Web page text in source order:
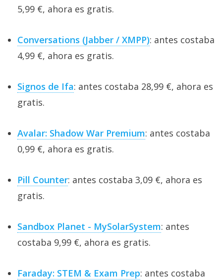
5,99 €, ahora es gratis.
Conversations (Jabber / XMPP): antes costaba
4,99 €, ahora es gratis.
Signos de Ifa: antes costaba 28,99 €, ahora es
gratis.
Avalar: Shadow War Premium: antes costaba
0,99 €, ahora es gratis.
Pill Counter: antes costaba 3,09 €, ahora es
gratis.
Sandbox Planet - MySolarSystem: antes
costaba 9,99 €, ahora es gratis.
Faraday: STEM & Exam Prep: antes costaba